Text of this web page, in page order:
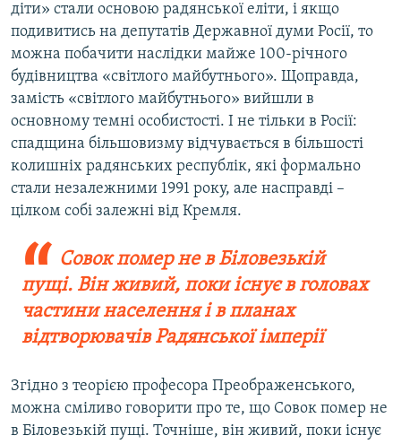
діти» стали основою радянської еліти, і якщо
подивитись на депутатів Державної думи Росії, то
можна побачити наслідки майже 100-річного
будівництва «світлого майбутнього». Щоправда,
замість «світлого майбутнього» вийшли в
основному темні особистості. І не тільки в Росії:
спадщина більшовизму відчувається в більшості
колишніх радянських республік, які формально
стали незалежними 1991 року, але насправді –
цілком собі залежні від Кремля.
Совок помер не в Біловезькій
пущі. Він живий, поки існує в головах
частини населення і в планах
відтворювачів Радянської імперії
Згідно з теорією професора Преображенського,
можна сміливо говорити про те, що Совок помер не
в Біловезькій пущі. Точніше, він живий, поки існує